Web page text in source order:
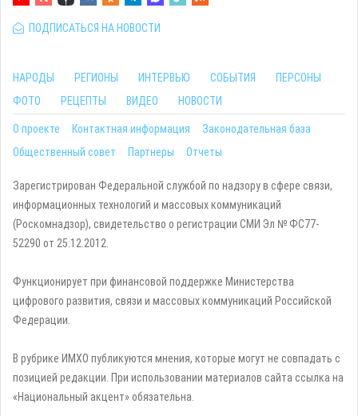
ПОДПИСАТЬСЯ НА НОВОСТИ
НАРОДЫ РЕГИОНЫ ИНТЕРВЬЮ СОБЫТИЯ
ПЕРСОНЫ
ФОТО
РЕЦЕПТЫ ВИДЕО НОВОСТИ
О проекте Контактная информация
Законодательная база
Общественный совет
Партнеры Отчеты
Зарегистрирован Федеральной службой по надзору в сфере связи,
информационных технологий и массовых коммуникаций
(Роскомнадзор), свидетельство о регистрации СМИ Эл № ФС77-
52290 от 25.12.2012.
Функционирует при финансовой поддержке Министерства
цифрового развития, связи и массовых коммуникаций Российской
Федерации.
В рубрике ИМХО публикуются мнения, которые могут не совпадать с
позицией редакции. При использовании материалов сайта ссылка на
«Национальный акцент» обязательна.